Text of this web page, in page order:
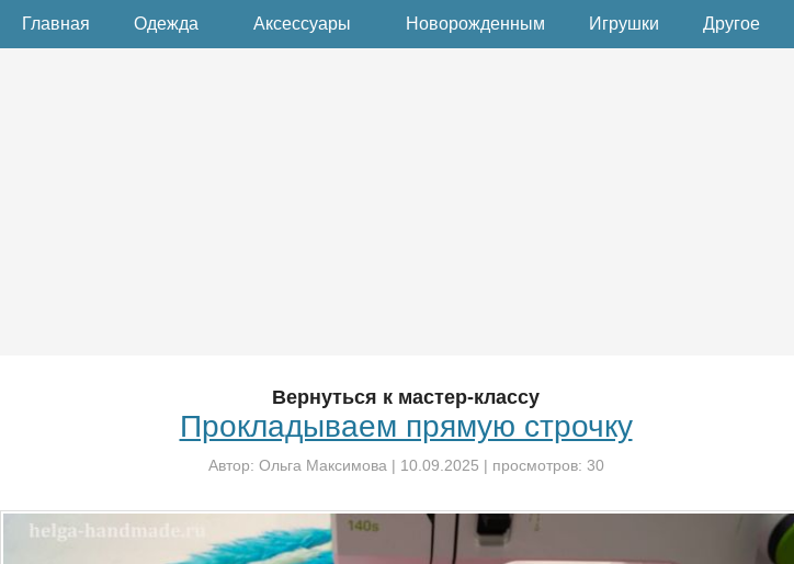
Главная Одежда Аксессуары Новорожденным Игрушки Другое
Вернуться к мастер-классу
Прокладываем прямую строчку
Автор: Ольга Максимова | 10.09.2025 | просмотров: 30